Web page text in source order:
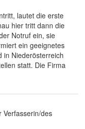
lautet die erste
hier tritt dann die
Notruf ein, sie
ein geeignetes
in Niederösterreich
statt. Die Firma
Verfasserin/des